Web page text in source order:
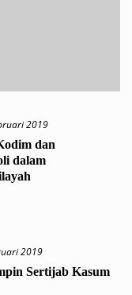
2019
dan
dalam
2019
Sertijab Kasum